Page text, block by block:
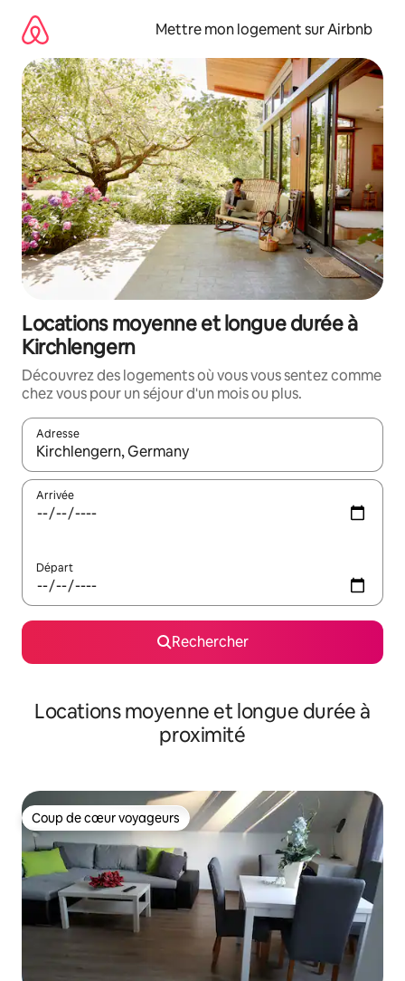
directement
contenu
Mettre mon logement sur Airbnb
Locations moyenne et longue durée à
Kirchlengern
Découvrez des logements où vous vous sentez comme
chez vous pour un séjour d'un mois ou plus.
Adresse
Lorsque les résultats s'affichent, utilisez les flèches vers le
Arrivée
Départ
Rechercher
Locations moyenne et longue durée à
proximité
Coup de cœur voyageurs
Coup de cœur voyageurs